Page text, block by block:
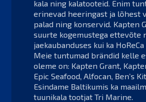
kala ning kalatooteid. Enim
erinevad heeringast ja lõhest
palad ning konservid. Kapten
suurte kogemustega ettevõte
jaekaubanduses kui ka
Meie tuntumad brändid kelle
oleme on: Kapten Grant,
Epic Seafood, Alfocan, Ben’s
Esindame Baltikumis ka
tuunikala tootjat Tri Marine.